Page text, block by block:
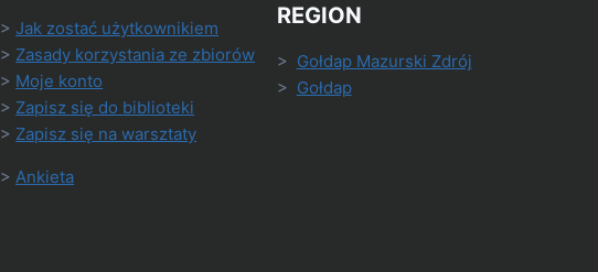
>Jak zostać użytkownikiem
> Zasady korzystania ze zbiorów
> Moje konto
> Zapisz się do biblioteki
> Zapisz się na warsztaty
> Ankieta
REGION
> Gołdap Mazurski Zdrój
> Gołdap